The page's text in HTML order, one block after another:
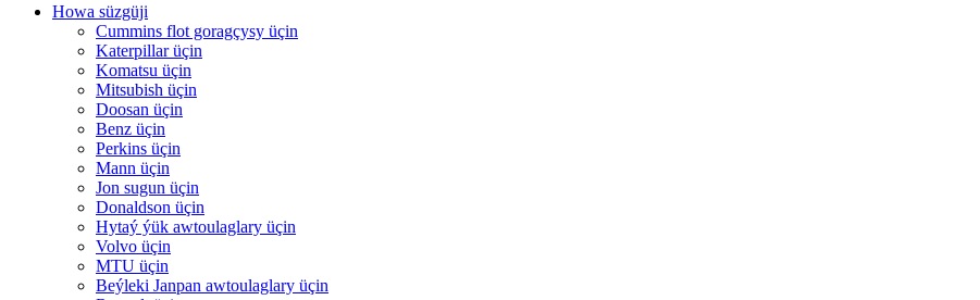
Howa süzgüji
Cummins flot goragçysy üçin
Katerpillar üçin
Komatsu üçin
Mitsubish üçin
Doosan üçin
Benz üçin
Perkins üçin
Mann üçin
Jon sugun üçin
Donaldson üçin
Hytaý ýük awtoulaglary üçin
Volvo üçin
MTU üçin
Beýleki Janpan awtoulaglary üçin